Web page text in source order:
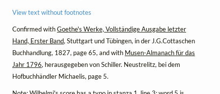
View text without footnotes
Confirmed withGoethe's Werke, Vollständige Ausgabe letzter
Hand, Erster Band, Stuttgart und Tübingen, in der J.G.Cottaschen
Buchhandlung, 1827, page 65, and with Musen-Almanach für das
Jahr 1796, herausgegeben von Schiller. Neustrelitz, bei dem
Hofbuchhändler Michaelis, page 5.